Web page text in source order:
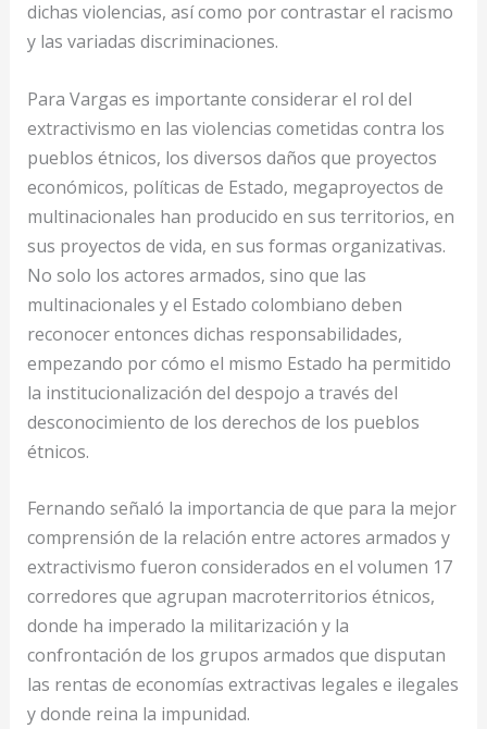
dichas violencias, así como por contrastar el racismo
y las variadas discriminaciones.
Para Vargas es importante considerar el rol del
extractivismo en las violencias cometidas contra los
pueblos étnicos, los diversos daños que proyectos
económicos, políticas de Estado, megaproyectos de
multinacionales han producido en sus territorios, en
sus proyectos de vida, en sus formas organizativas.
No solo los actores armados, sino que las
multinacionales y el Estado colombiano deben
reconocer entonces dichas responsabilidades,
empezando por cómo el mismo Estado ha permitido
la institucionalización del despojo a través del
desconocimiento de los derechos de los pueblos
étnicos.
Fernando señaló la importancia de que para la mejor
comprensión de la relación entre actores armados y
extractivismo fueron considerados en el volumen 17
corredores que agrupan macroterritorios étnicos,
donde ha imperado la militarización y la
confrontación de los grupos armados que disputan
las rentas de economías extractivas legales e ilegales
y donde reina la impunidad.